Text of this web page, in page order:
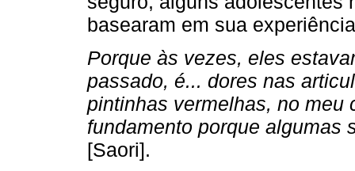
basearam em sua
Porque às vezes, eles
passado, é... dores nas
pintinhas vermelhas, no meu
fundamento porque algumas
[Saori].